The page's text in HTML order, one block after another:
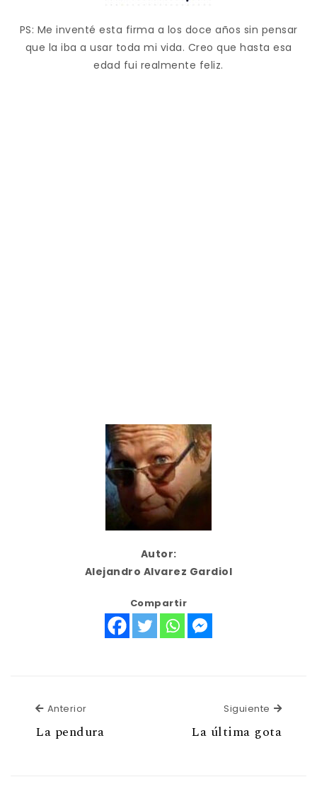
PS: Me inventé esta firma a los doce años sin pensar
que la iba a usar toda mi vida. Creo que hasta esa
edad fui realmente feliz.
Autor:
Alejandro Alvarez Gardiol
Compartir
AnteriorAnterior
La pendura
Siguiente
La última gota